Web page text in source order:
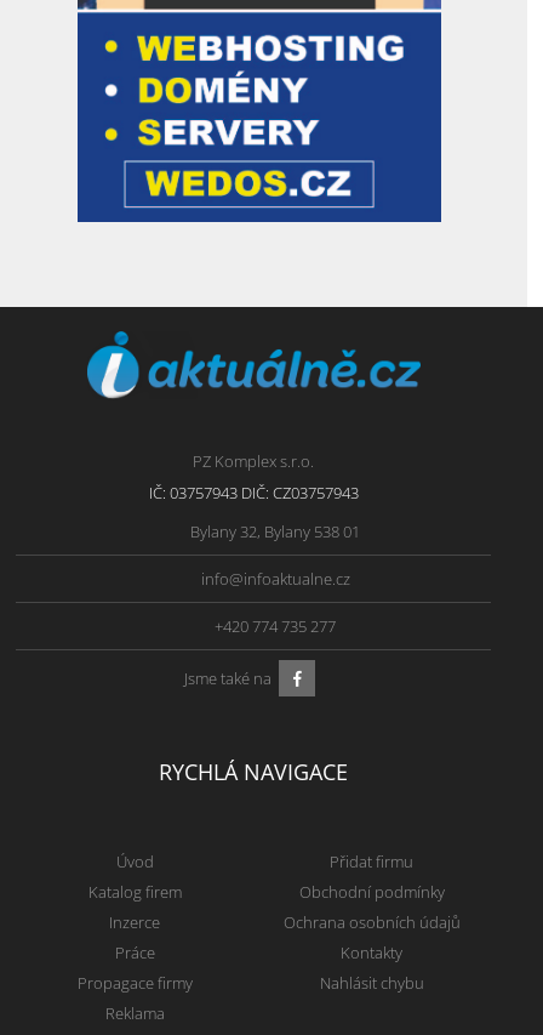
PZ Komplex s.r.o.
IČ: 03757943 DIČ: CZ03757943
Bylany 32, Bylany 538 01
info@infoaktualne.cz
+420 774 735 277
Jsme také na
RYCHLÁ NAVIGACE
Úvod
Katalog firem
Inzerce
Práce
Propagace firmy
Reklama
Přidat firmu
Obchodní podmínky
Ochrana osobních údajů
Kontakty
Nahlásit chybu